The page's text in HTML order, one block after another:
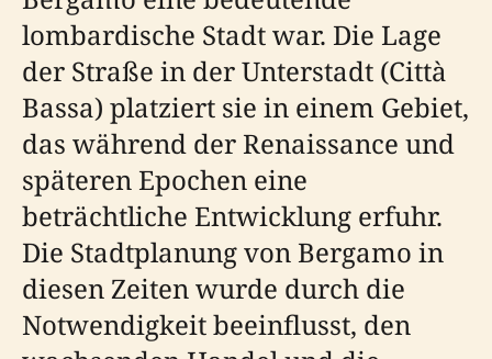
lombardische Stadt war. Die Lage
der Straße in der Unterstadt (Città
Bassa) platziert sie in einem Gebiet,
das während der Renaissance und
späteren Epochen eine
beträchtliche Entwicklung erfuhr.
Die Stadtplanung von Bergamo in
diesen Zeiten wurde durch die
Notwendigkeit beeinflusst, den